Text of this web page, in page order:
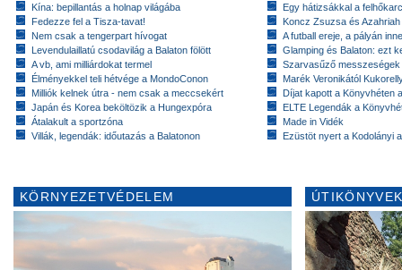
Kína: bepillantás a holnap világába
Fedezze fel a Tisza-tavat!
Nem csak a tengerpart hívogat
Levendulaillatú csodavilág a Balaton fölött
A vb, ami milliárdokat termel
Élményekkel teli hétvége a MondoConon
Milliók kelnek útra - nem csak a meccsekért
Japán és Korea beköltözik a Hungexpóra
Átalakult a sportzóna
Villák, legendák: időutazás a Balatonon
Egy hátizsákkal a
Koncz Zsuzsa és
A futball ereje, a pályán
Glamping és Balaton: ezt
Szarvasűző messzeségek
Marék Veronikától
Díjat kapott a Könyvhéten
ELTE Legendák a
Made in Vidék
Ezüstöt nyert a Kodolányi
KÖRNYEZETVÉDELEM